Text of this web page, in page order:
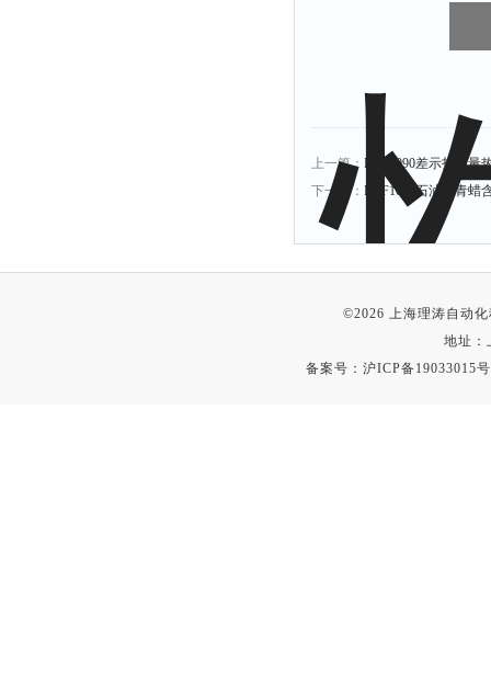
上一篇： LT-F1090差示扫描量
下一篇： LT-F1091石油沥青蜡
©2026 上海理涛自动
地址：
备案号： 沪ICP备19033015